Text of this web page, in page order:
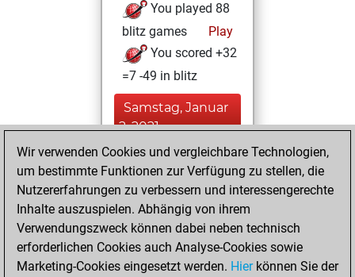
You played 88
blitz games
Play
You scored +32
=7 -49 in blitz
Samstag, Januar
2, 2021
You created
your Fritz account
Fritz
Dienstag,
November 24,
2020
Wir verwenden Cookies und vergleichbare Technologien,
um bestimmte Funktionen zur Verfügung zu stellen, die
Nutzererfahrungen zu verbessern und interessengerechte
Inhalte auszuspielen. Abhängig von ihrem
Verwendungszweck können dabei neben technisch
erforderlichen Cookies auch Analyse-Cookies sowie
Marketing-Cookies eingesetzt werden. Hierkönnen Sie der